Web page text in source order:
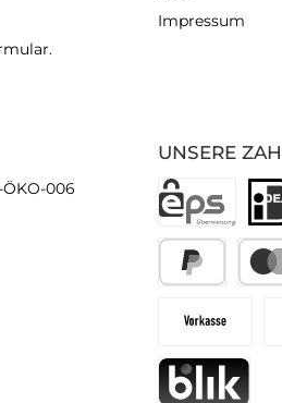
.
UNSERE
006
Impressum